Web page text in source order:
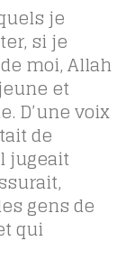
je
si je
moi, Allah
et
D’une voix
de
jugeait
gens de
qui